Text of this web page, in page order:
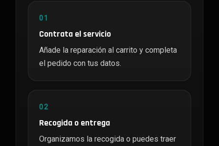
01
Contrata el servicio
Añade la reparación al carrito y completa
el pedido con tus datos.
02
Recogida o entrega
Organizamos la recogida o puedes traer